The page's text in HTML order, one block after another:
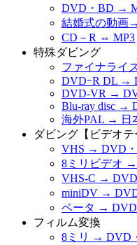
DVD・BD →
結婚式の動画
CD－R ⇔ MP3
特殊ダビング
ファイナライ
DVDｰR DL →
DVD-VR →
Blu-ray disc →
海外PAL → 日
ダビング【ビデオテ
VHS → DVD
8ミリビデオ
VHS-C →
miniDV →
ベータ → DVD
フィルム変換
8ミリ → DVD